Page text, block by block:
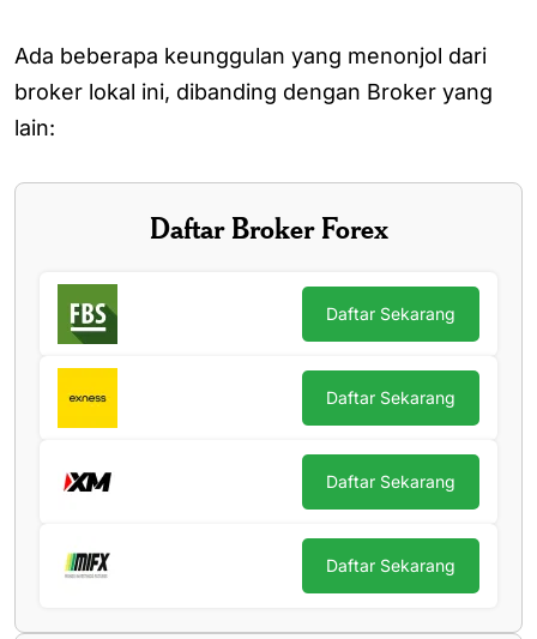
Ada beberapa keunggulan yang menonjol dari
broker lokal ini, dibanding dengan Broker yang
lain:
Daftar Broker Forex
Daftar Sekarang
Daftar Sekarang
Daftar Sekarang
Daftar Sekarang